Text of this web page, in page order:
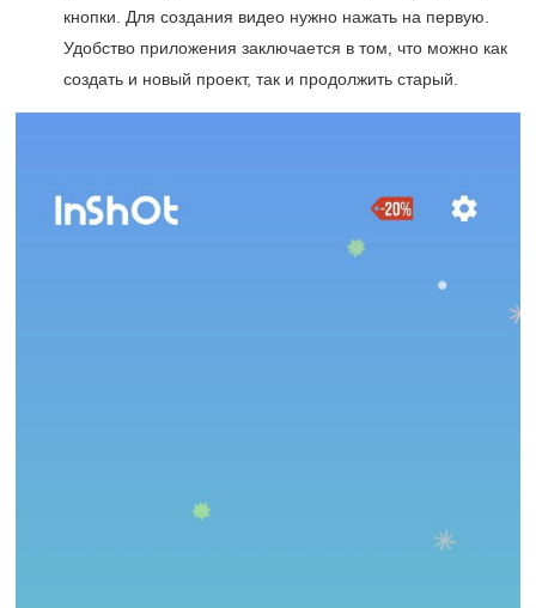
кнопки. Для создания видео нужно нажать на первую.
Удобство приложения заключается в том, что можно как
создать и новый проект, так и продолжить старый.